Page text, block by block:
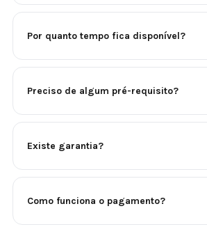
Por quanto tempo fica disponível?
Preciso de algum pré-requisito?
Existe garantia?
Como funciona o pagamento?